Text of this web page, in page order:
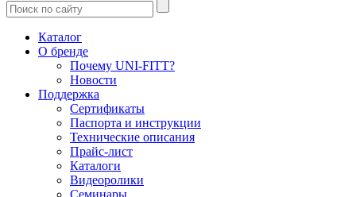
Каталог
О бренде
Почему UNI-FITT?
Новости
Поддержка
Сертификаты
Паспорта и инструкции
Технические описания
Прайс-лист
Каталоги
Видеоролики
Семинары